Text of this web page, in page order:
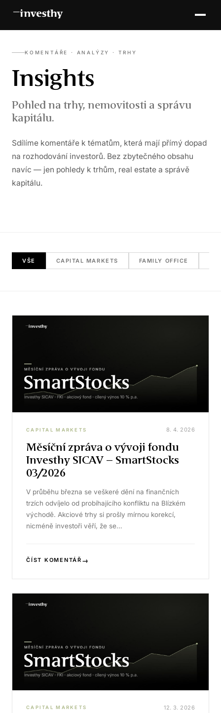
KOMENTÁŘE · ANALÝZY · TRHY
Insights
Pohled na trhy, nemovitosti a správu
kapitálu.
Sdílíme komentáře k tématům, která mají přímý dopad
na rozhodování investorů. Bez zbytečného obsahu
navíc — jen pohledy k trhům, real estate a správě
kapitálu.
VŠE CAPITAL MARKETS FAMILY OFFICE
CAPITAL MARKETS 8. 4. 2026
Měsíční zpráva o vývoji fondu
Investhy SICAV – SmartStocks
03/2026
V průběhu března se veškeré dění na finančních
trzích odvíjelo od probíhajícího konfliktu na Blízkém
východě. Akciové trhy si prošly mírnou korekcí,
nicméně investoři věří, že se…
ČÍST KOMENTÁŘ →
CAPITAL MARKETS 12. 3. 2026